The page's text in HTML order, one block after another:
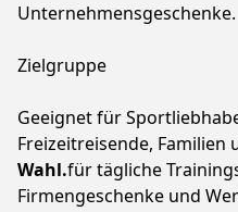
Unternehmensgeschenke.
Zielgruppe
Geeignet für
Freizeitreisende, Familien
Wahl.für tägliche
Firmengeschenke und